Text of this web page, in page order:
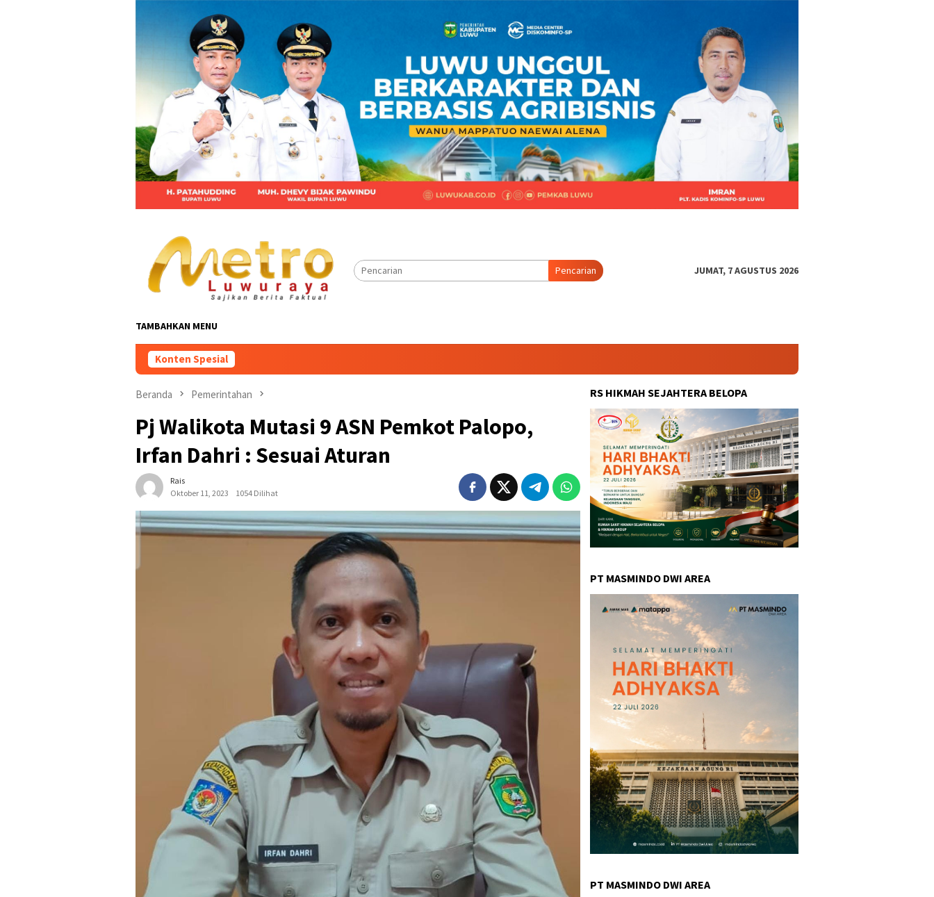
Pencarian JUMAT, 7 AGUSTUS 2026
TAMBAHKAN MENU
Konten Spesial
Beranda Pemerintahan
Pj Walikota Mutasi 9 ASN Pemkot Palopo,
Irfan Dahri : Sesuai Aturan
Rais
Oktober 11, 2023
1054 Dilihat
RS HIKMAH SEJAHTERA BELOPA
PT MASMINDO DWI AREA
PT MASMINDO DWI AREA